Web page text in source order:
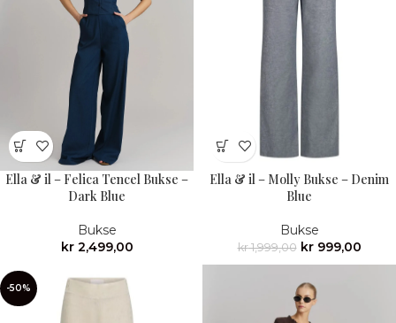
Ella & il – Felica Tencel Bukse –
Dark Blue
Bukse
kr2,499,00
Ella & il – Molly Bukse – Denim
Blue
Bukse
kr1,999,00 kr999,00
-50%